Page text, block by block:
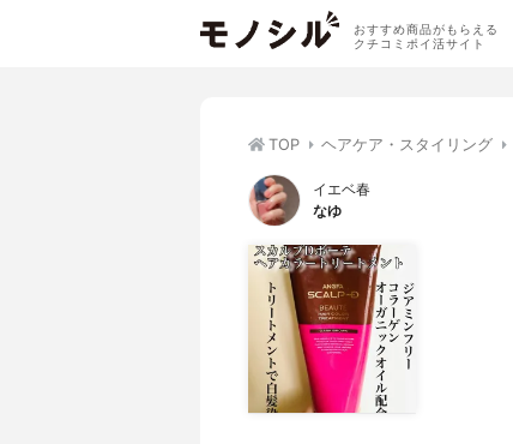
おすすめ商品がもらえる
クチコミポイ活サイト
TOP ヘアケア・スタイリング
イエベ春
なゆ